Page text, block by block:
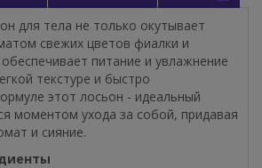
для тела не только окутывает
свежих цветов фиалки и
питание и увлажнение
текстуре и быстро
этот лосьон - идеальный
моментом ухода за собой, придавая
и сияние.